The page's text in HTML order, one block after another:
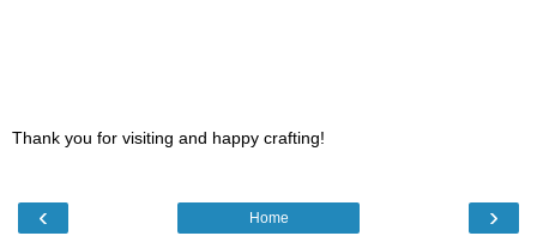
Thank you for visiting and happy crafting!
‹ ›
Home